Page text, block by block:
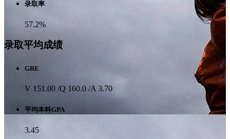
录取率
57.2%
录取平均成绩
GRE
V 151.00 /Q 160.0 /A 3.70
平均本科GPA
3.45